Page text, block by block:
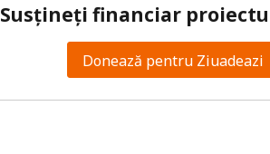
Susțineți financiar
Donează pentru Ziuadeazi